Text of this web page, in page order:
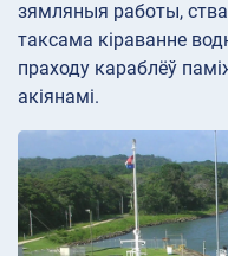
зямляныя работы,
таксама кіраванне
праходу караблёў
акіянамі.